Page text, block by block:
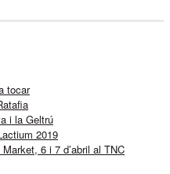
tocar
i la Geltrú
2019
6 i 7 d’abril al TNC